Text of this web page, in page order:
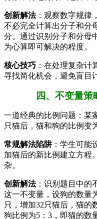
创新解法：观察数字规律
不必完全计算出分子和分
分。通过识别分子和分母
为心算即可解决的程度。
核心技巧 ：在处理复杂计
寻找简化机会，避免盲目
四、不变量
一道经典的比例问题：某
只猫后，猫和狗的比例变
常规解法陷阱：学生可能
加猫后的新比例建立方程
杂。
创新解法：识别题目中的
这一不变量，设狗的数量
只，增加32只猫后，猫的
狗比例为5：3，即猫的数